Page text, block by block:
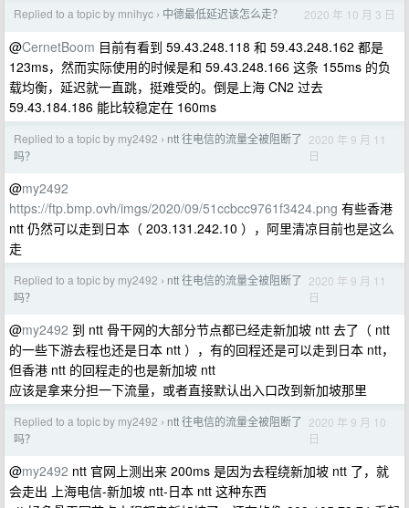
Replied to a topic by mnihyc › 中德最低延迟该怎么走？ 2020 年 10 月 3 日
@CernetBoom 目前有看到 59.43.248.118 和 59.43.248.162 都是
123ms，然而实际使用的时候是和 59.43.248.166 这条 155ms 的负
载均衡，延迟就一直跳，挺难受的。倒是上海 CN2 过去
59.43.184.186 能比较稳定在 160ms
Replied to a topic by my2492 › ntt 往电信的流量全被阻断了
吗？
2020 年 9 月 11
日
@my2492
https://ftp.bmp.ovh/imgs/2020/09/51ccbcc9761f3424.png 有些香港
ntt 仍然可以走到日本（ 203.131.242.10 ），阿里清凉目前也是这么
走
Replied to a topic by my2492 › ntt 往电信的流量全被阻断了
吗？
2020 年 9 月 11
日
@my2492 到 ntt 骨干网的大部分节点都已经走新加坡 ntt 去了（ ntt
的一些下游去程也还是日本 ntt ），有的回程还是可以走到日本 ntt，
但香港 ntt 的回程走的也是新加坡 ntt
应该是拿来分担一下流量，或者直接默认出入口改到新加坡那里
Replied to a topic by my2492 › ntt 往电信的流量全被阻断了
吗？
2020 年 9 月 10
日
@my2492 ntt 官网上测出来 200ms 是因为去程绕新加坡 ntt 了，就
会走出 上海电信-新加坡 ntt-日本 ntt 这种东西